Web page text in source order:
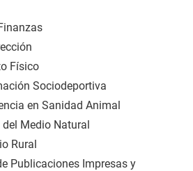
Físico
Sociodeportiva
en Sanidad Animal
Medio Natural
Rural
Publicaciones Impresas y